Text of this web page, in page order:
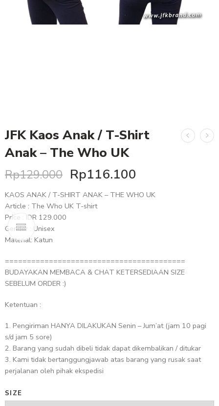
JFK Kaos Anak / T-Shirt
Anak – The Who UK
Rp129.000 Rp116.100
KAOS ANAK / T-SHIRT ANAK – THE WHO UK
Article : The Who UK T-shirt
Price : IDR 129.000
Gender : Unisex
Material: Katun
=========================================
BUDAYAKAN MEMBACA & CHAT KETERSEDIAAN SIZE
SEBELUM ORDER :)
Ketentuan :
1. Pengiriman HANYA DILAKUKAN Senin – Jum’at (jam 10 pagi
s/d jam 5 sore)
2. Barang yang sudah dibeli tidak dapat dikembalikan / ditukar
3. Kami tidak bertanggungjawab atas barang yang rusak saat
perjalanan oleh pihak ekspedisi
SIZE